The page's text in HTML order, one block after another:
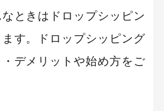
ときはドロップシッピン
す。ドロップシッピング
デメリットや始め方をご